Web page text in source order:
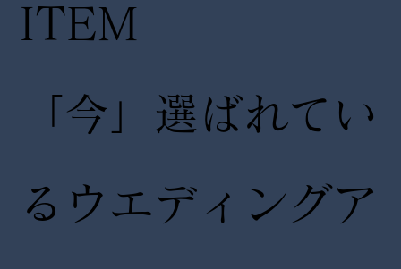
ITEM
「今」選ばれてい
るウエディングア